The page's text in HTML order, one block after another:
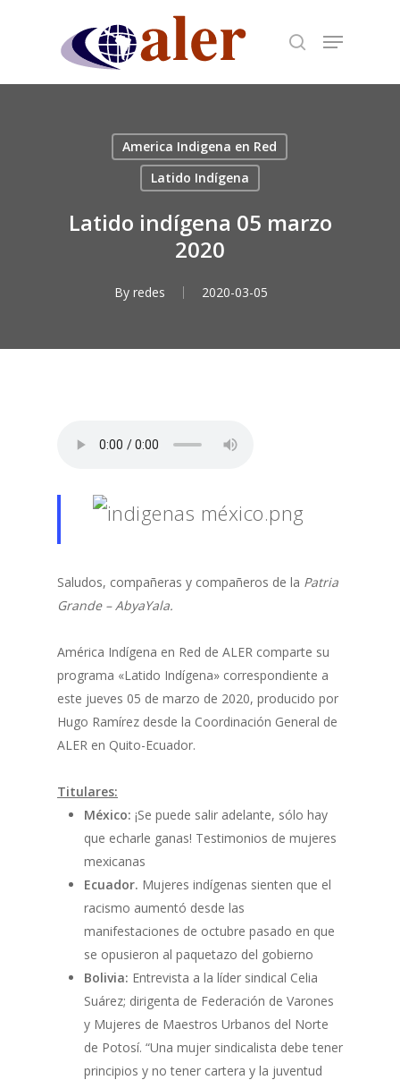
content
America Indigena en Red
Latido Indígena
Latido indígena 05 marzo
2020
By redes 2020-03-05
Saludos, compañeras y compañeros de la Patria
Grande – AbyaYala.
América Indígena en Red de ALER comparte su
programa «Latido Indígena» correspondiente a
este jueves 05 de marzo de 2020, producido por
Hugo Ramírez desde la Coordinación General de
ALER en Quito-Ecuador.
Titulares:
México: ¡Se puede salir adelante, sólo hay
que echarle ganas! Testimonios de mujeres
mexicanas
Ecuador. Mujeres indígenas sienten que el
racismo aumentó desde las
manifestaciones de octubre pasado en que
se opusieron al paquetazo del gobierno
Bolivia: Entrevista a la líder sindical Celia
Suárez; dirigenta de Federación de Varones
y Mujeres de Maestros Urbanos del Norte
de Potosí. “Una mujer sindicalista debe tener
principios y no tener cartera y la juventud